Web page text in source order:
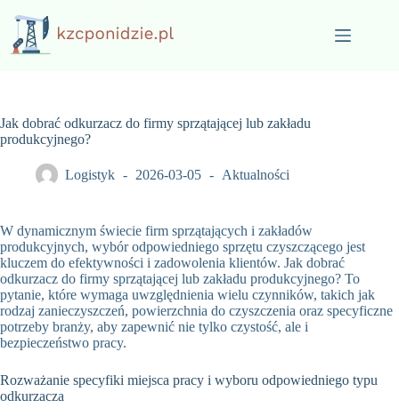
treści
Jak dobrać odkurzacz do firmy sprzątającej lub zakładu
produkcyjnego?
Logistyk 2026-03-05 Aktualności
W dynamicznym świecie firm sprzątających i zakładów
produkcyjnych, wybór odpowiedniego sprzętu czyszczącego jest
kluczem do efektywności i zadowolenia klientów. Jak dobrać
odkurzacz do firmy sprzątającej lub zakładu produkcyjnego? To
pytanie, które wymaga uwzględnienia wielu czynników, takich jak
rodzaj zanieczyszczeń, powierzchnia do czyszczenia oraz specyficzne
potrzeby branży, aby zapewnić nie tylko czystość, ale i
bezpieczeństwo pracy.
Rozważanie specyfiki miejsca pracy i wyboru odpowiedniego typu
odkurzacza